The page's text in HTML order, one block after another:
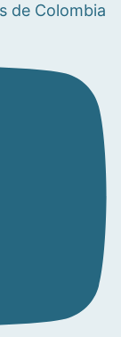
de Colombia